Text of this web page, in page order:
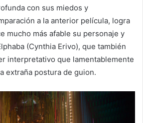
con sus miedos y
a la anterior película, logra
mucho más afable su personaje y
(Cynthia Erivo), que también
interpretativo que lamentablemente
extraña postura de guion.